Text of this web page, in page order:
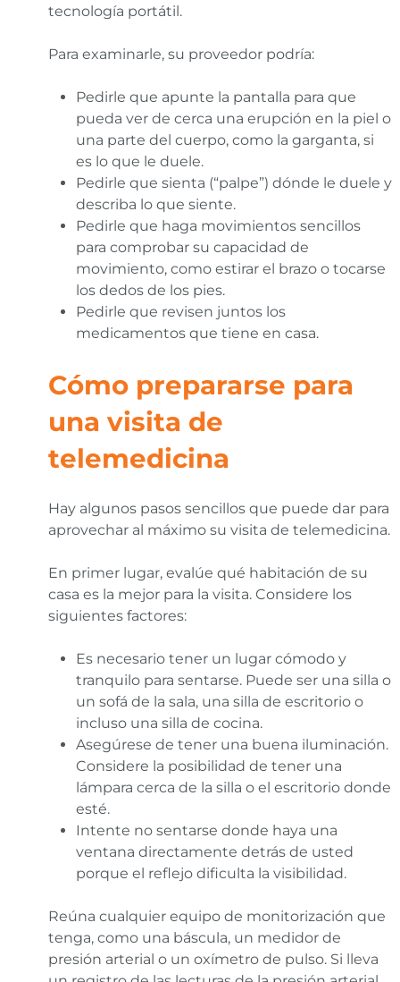
tecnología portátil.
Para examinarle, su proveedor podría:
Pedirle que apunte la pantalla para que
pueda ver de cerca una erupción en la piel o
una parte del cuerpo, como la garganta, si
es lo que le duele.
Pedirle que sienta (“palpe”) dónde le duele y
describa lo que siente.
Pedirle que haga movimientos sencillos
para comprobar su capacidad de
movimiento, como estirar el brazo o tocarse
los dedos de los pies.
Pedirle que revisen juntos los
medicamentos que tiene en casa.
Cómo prepararse para
una visita de
telemedicina
Hay algunos pasos sencillos que puede dar para
aprovechar al máximo su visita de telemedicina.
En primer lugar, evalúe qué habitación de su
casa es la mejor para la visita. Considere los
siguientes factores:
Es necesario tener un lugar cómodo y
tranquilo para sentarse. Puede ser una silla o
un sofá de la sala, una silla de escritorio o
incluso una silla de cocina.
Asegúrese de tener una buena iluminación.
Considere la posibilidad de tener una
lámpara cerca de la silla o el escritorio donde
esté.
Intente no sentarse donde haya una
ventana directamente detrás de usted
porque el reflejo dificulta la visibilidad.
Reúna cualquier equipo de monitorización que
tenga, como una báscula, un medidor de
presión arterial o un oxímetro de pulso. Si lleva